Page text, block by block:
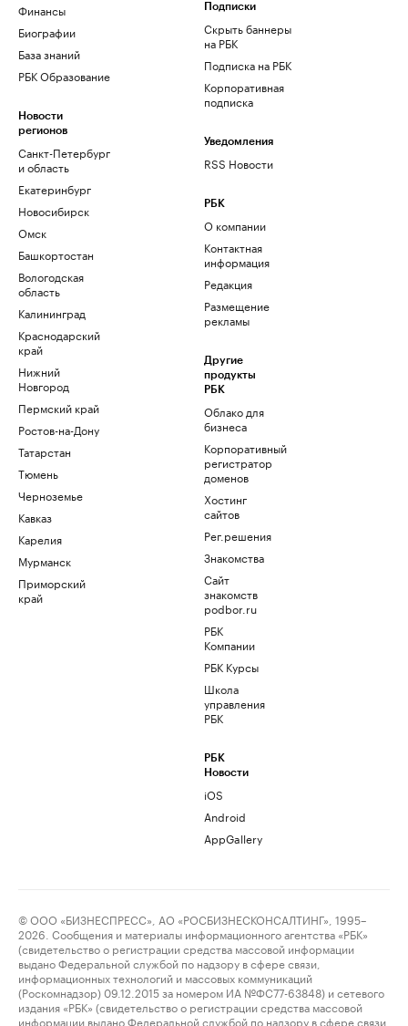
Финансы
Биографии
База знаний
РБК Образование
Новости
регионов
Санкт-Петербург
и область
Екатеринбург
Новосибирск
Омск
Башкортостан
Вологодская
область
Калининград
Краснодарский
край
Нижний
Новгород
Пермский край
Ростов-на-Дону
Татарстан
Тюмень
Черноземье
Кавказ
Карелия
Мурманск
Приморский
край
Подписки
Скрыть баннеры
на РБК
Подписка на РБК
Корпоративная
подписка
Уведомления
RSS Новости
РБК
О компании
Контактная
информация
Редакция
Размещение
рекламы
Другие
продукты
РБК
Облако для
бизнеса
Корпоративный
регистратор
доменов
Хостинг
сайтов
Рег.решения
Знакомства
Сайт
знакомств
podbor.ru
РБК
Компании
РБК Курсы
Школа
управления
РБК
РБК
Новости
iOS
Android
AppGallery
© ООО «БИЗНЕСПРЕСС», АО «РОСБИЗНЕСКОНСАЛТИНГ», 1995–
2026. Сообщения и материалы информационного агентства «РБК»
(свидетельство о регистрации средства массовой информации
выдано Федеральной службой по надзору в сфере связи,
информационных технологий и массовых коммуникаций
(Роскомнадзор) 09.12.2015 за номером ИА №ФС77-63848) и сетевого
издания «РБК» (свидетельство о регистрации средства массовой
информации выдано Федеральной службой по надзору в сфере связи,